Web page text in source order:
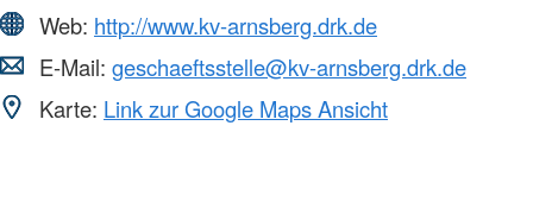
Web: http://www.kv-arnsberg.drk.de
E-Mail: geschaeftsstelle@kv-arnsberg.drk.de
Karte: Link zur Google Maps Ansicht